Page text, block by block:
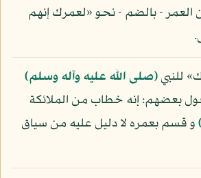
العمر - بالضم - نحو «لعمرك إنهم
للنبي(صلى الله عليه وآله وسلم)
بعضهم: إنه خطاب من الملائكة
و قسم بعمره لا دليل عليه من سياق